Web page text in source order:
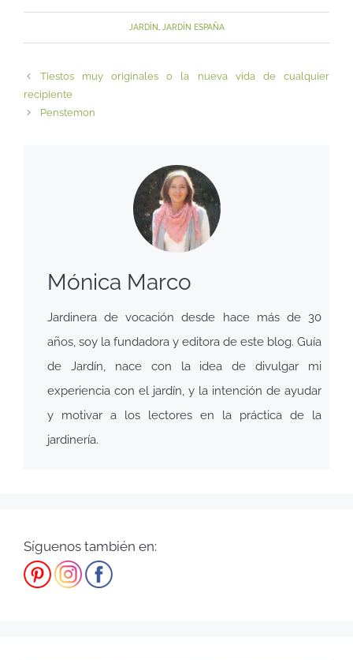
JARDÍN JARDÍN ESPAÑA
Tiestos muy originales o la nueva vida de cualquier
recipiente
Penstemon
Mónica Marco
Jardinera de vocación desde hace más de 30
años, soy la fundadora y editora de este blog. Guía
de Jardín, nace con la idea de divulgar mi
experiencia con el jardín, y la intención de ayudar
y motivar a los lectores en la práctica de la
jardinería.
Síguenos también en: